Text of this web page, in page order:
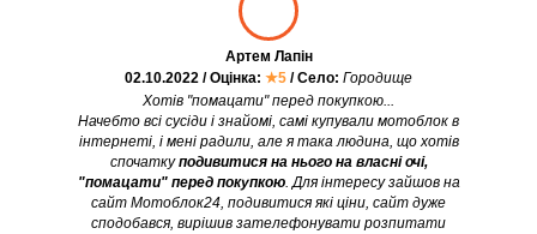
Хотів "помацати" перед покупкою...
Начебто всі сусіди і знайомі, самі купували мотоблок в
інтернеті, і мені радили, але я така людина, що хотів
спочаткуподивитися на нього на власні очі,
"помацати" перед покупкою. Для інтересу зайшов на
сайт Мотоблок24, подивитися які ціни, сайт дуже
сподобався, вирішив зателефонувати розпитати
Артем Лапін
02.10.2022 / Оцінка: ★5 / Село: Городище